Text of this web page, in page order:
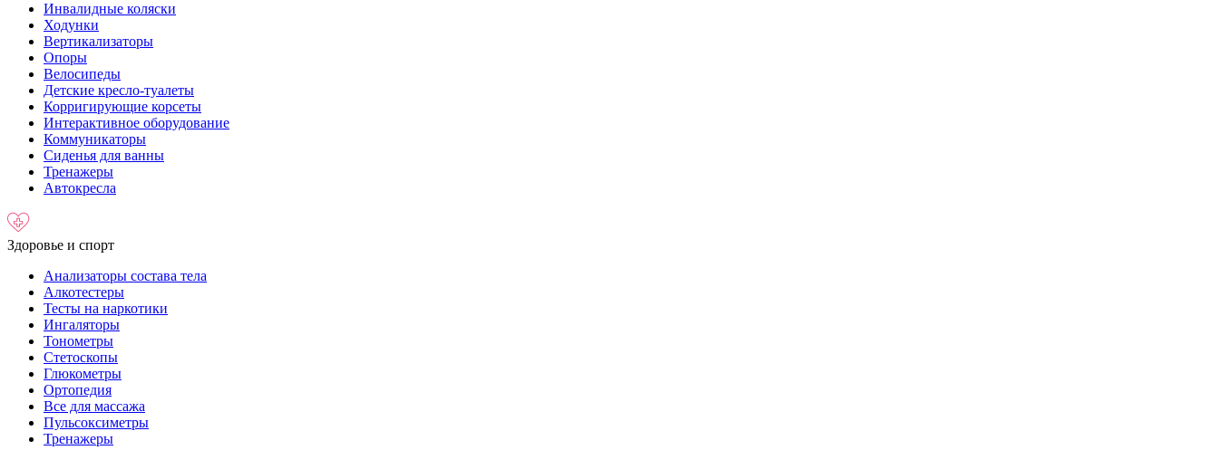
Инвалидные коляски
Ходунки
Вертикализаторы
Опоры
Велосипеды
Детские кресло-туалеты
Корригирующие корсеты
Интерактивное оборудование
Коммуникаторы
Сиденья для ванны
Тренажеры
Автокресла
Здоровье и спорт
Анализаторы состава тела
Алкотестеры
Тесты на наркотики
Ингаляторы
Тонометры
Стетоскопы
Глюкометры
Ортопедия
Все для массажа
Пульсоксиметры
Тренажеры